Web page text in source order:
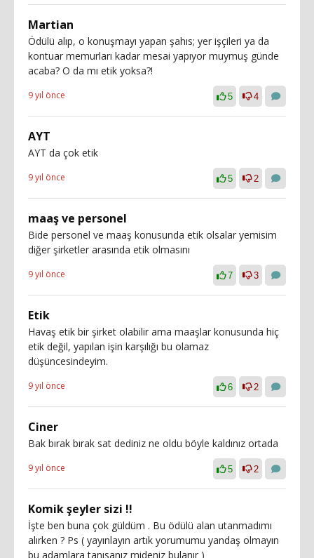
Martian
Ödülü alıp, o konuşmayı yapan şahıs; yer işçileri ya da
kontuar memurları kadar mesai yapıyor muymuş günde
acaba? O da mı etik yoksa?!
9 yıl önce 5 4
AYT
AYT da çok etik
9 yıl önce 5 2
maaş ve personel
Bide personel ve maaş konusunda etik olsalar yemisim
diğer şirketler arasında etik olmasını
9 yıl önce 7 3
Etik
Havaş etik bir şirket olabilir ama maaşlar konusunda hiç
etik değil, yapılan işin karşılığı bu olamaz
düşüncesindeyim.
9 yıl önce 6 2
Ciner
Bak bırak bırak sat dediniz ne oldu böyle kaldınız ortada
9 yıl önce 5 2
Komik şeyler sizi !!
İşte ben buna çok güldüm . Bu ödülü alan utanmadımı
alırken ? Ps ( yayınlayın artık yorumumu yandaş olmayın
bu adamlara tanısanız mideniz bulanır )